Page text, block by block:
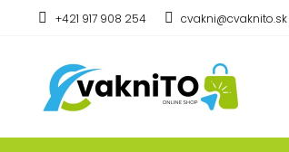
+421 917 908 254 cvakni@cvaknito.sk